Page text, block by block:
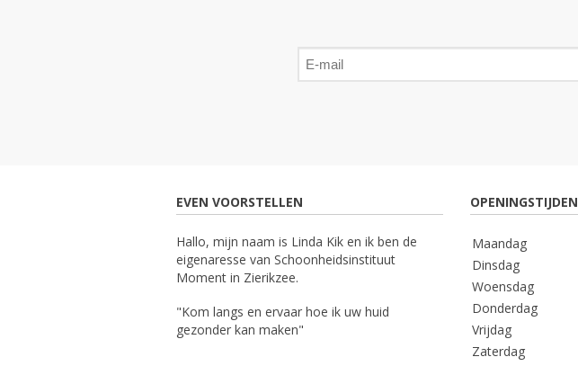
EVEN VOORSTELLEN
Hallo, mijn naam is Linda Kik en ik ben de
eigenaresse van Schoonheidsinstituut
Moment in Zierikzee.
"Kom langs en ervaar hoe ik uw huid
gezonder kan maken"
OPENINGSTIJDEN
Maandag
Dinsdag
Woensdag
Donderdag
Vrijdag
Zaterdag